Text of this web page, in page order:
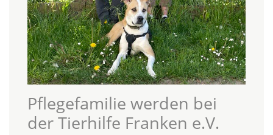
Pflegefamilie werden bei
der Tierhilfe Franken e.V.